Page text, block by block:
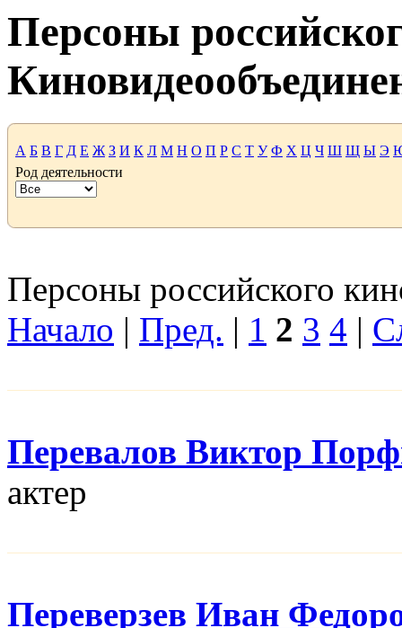
Персоны
А Б В Г Д Е Ж З И К Л М Н О П Р С Т У Ф Х Ц Ч Ш Щ Ы Э
Род деятельности
Персоны российского
Начало | Пред. | 1 2 3 4 |
Перевалов Виктор
актер
Переверзев Иван